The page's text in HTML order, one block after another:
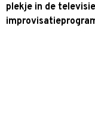
plekje in de